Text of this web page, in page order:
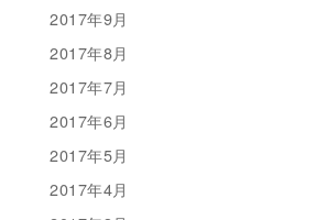
2017年9月
2017年8月
2017年7月
2017年6月
2017年5月
2017年4月